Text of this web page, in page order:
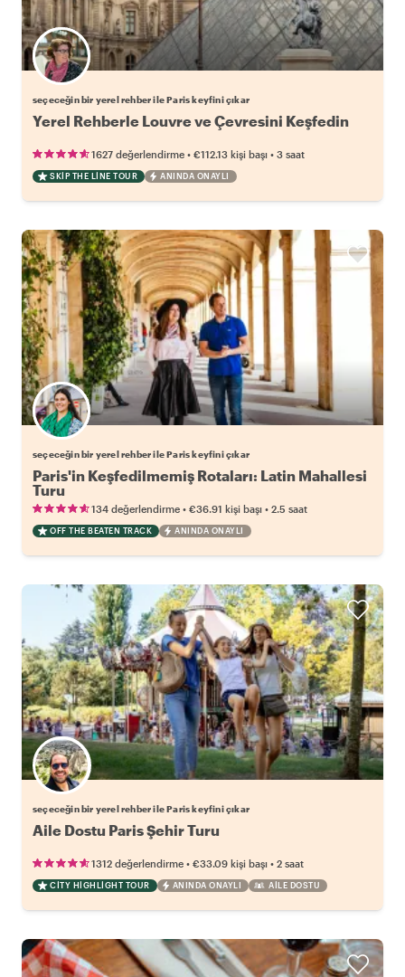
Favori yerel rehberini seç
seçeceğin bir yerel rehber ile Paris keyfini çıkar
Yerel Rehberle Louvre ve Çevresini Keşfedin
1627 değerlendirme • €112.13 kişi başı • 3 saat
SKIP THE LINE TOUR ANINDA ONAYLI
Favori yerel rehberini seç
seçeceğin bir yerel rehber ile Paris keyfini çıkar
Paris'in Keşfedilmemiş Rotaları: Latin Mahallesi
Turu
134 değerlendirme • €36.91 kişi başı • 2.5 saat
OFF THE BEATEN TRACK ANINDA ONAYLI
Favori yerel rehberini seç
seçeceğin bir yerel rehber ile Paris keyfini çıkar
Aile Dostu Paris Şehir Turu
1312 değerlendirme • €33.09 kişi başı • 2 saat
CITY HIGHLIGHT TOUR ANINDA ONAYLI AILE DOSTU